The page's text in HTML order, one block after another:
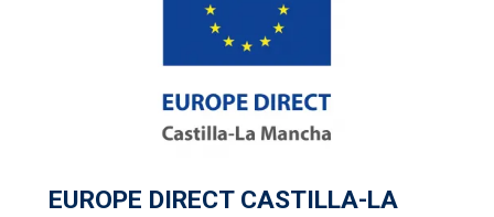
EUROPE DIRECT CASTILLA-LA